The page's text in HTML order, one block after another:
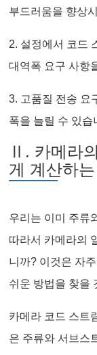
부드러움을 향상
2. 설정에서 코드
대역폭 요구 사항
3. 고품질 전송 요
폭을 늘릴 수 있습
Ⅱ. 카메라
게 계산하
우리는 이미 주류
따라서 카메라의
니까? 이것은 자
쉬운 방법을 찾을
카메라 코드 스트
은 주류와 서브스